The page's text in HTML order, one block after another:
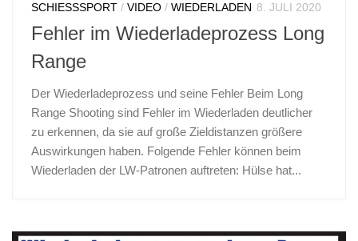
SCHIESSSPORT / VIDEO / WIEDERLADEN 8. JULI 2020
Fehler im Wiederladeprozess Long
Range
Der Wiederladeprozess und seine Fehler Beim Long
Range Shooting sind Fehler im Wiederladen deutlicher
zu erkennen, da sie auf große Zieldistanzen größere
Auswirkungen haben. Folgende Fehler können beim
Wiederladen der LW-Patronen auftreten: Hülse hat...